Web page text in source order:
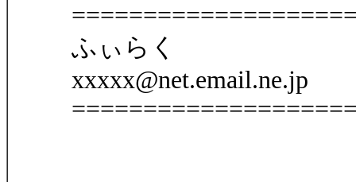
ふぃらく
xxxxx@net.email.ne.jp